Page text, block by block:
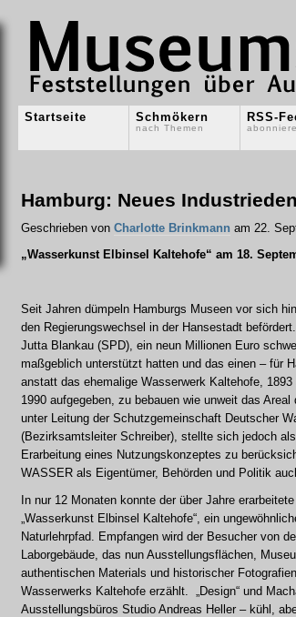
Startseite Schmökern
nach Themen
RSS-
Hamburg: Neues
Geschrieben von Charlotte Brinkmann am 22.
„Wasserkunst Elbinsel Kaltehofe“ am 18.
Seit Jahren dümpeln Hamburgs Museen vor sich
den Regierungswechsel in der Hansestadt
Jutta Blankau (SPD), ein neun Millionen Euro
maßgeblich unterstützt hatten und das einen – für
anstatt das ehemalige Wasserwerk Kaltehofe,
1990 aufgegeben, zu bebauen wie unweit das
unter Leitung der Schutzgemeinschaft Deutscher
(Bezirksamtsleiter Schreiber), stellte sich jedoch
Erarbeitung eines Nutzungskonzeptes zu
WASSER als Eigentümer, Behörden und Politik
In nur 12 Monaten konnte der über Jahre
„Wasserkunst Elbinsel Kaltehofe“, ein
Naturlehrpfad. Empfangen wird der Besucher von
Laborgebäude, das nun Ausstellungsflächen,
authentischen Materials und historischer
Wasserwerks Kaltehofe erzählt. „Design“ und
Ausstellungsbüros Studio Andreas Heller – kühl,